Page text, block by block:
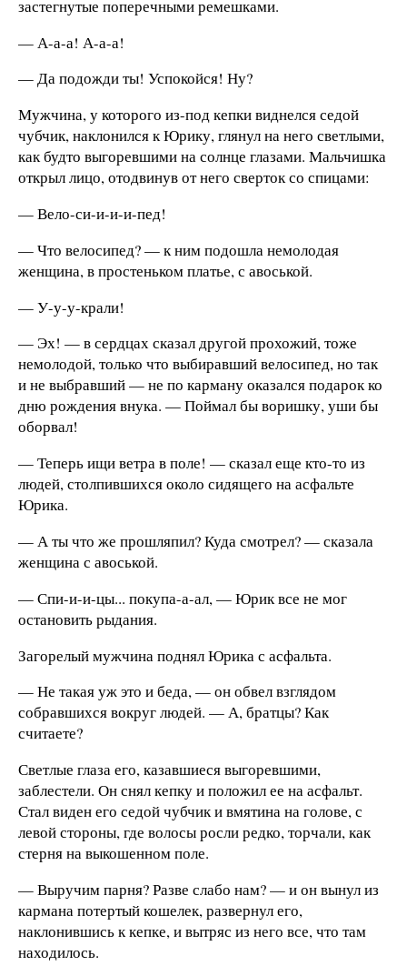
застегнутые поперечными ремешками.
— А-а-а! А-а-а!
— Да подожди ты! Успокойся! Ну?
Мужчина, у которого из-под кепки виднелся седой
чубчик, наклонился к Юрику, глянул на него светлыми,
как будто выгоревшими на солнце глазами. Мальчишка
открыл лицо, отодвинув от него сверток со спицами:
— Вело-си-и-и-и-пед!
— Что велосипед? — к ним подошла немолодая
женщина, в простеньком платье, с авоськой.
— У-у-у-крали!
— Эх! — в сердцах сказал другой прохожий, тоже
немолодой, только что выбиравший велосипед, но так
и не выбравший — не по карману оказался подарок ко
дню рождения внука. — Поймал бы воришку, уши бы
оборвал!
— Теперь ищи ветра в поле! — сказал еще кто-то из
людей, столпившихся около сидящего на асфальте
Юрика.
— А ты что же прошляпил? Куда смотрел? — сказала
женщина с авоськой.
— Спи-и-и-цы... покупа-а-ал, — Юрик все не мог
остановить рыдания.
Загорелый мужчина поднял Юрика с асфальта.
— Не такая уж это и беда, — он обвел взглядом
собравшихся вокруг людей. — А, братцы? Как
считаете?
Светлые глаза его, казавшиеся выгоревшими,
заблестели. Он снял кепку и положил ее на асфальт.
Стал виден его седой чубчик и вмятина на голове, с
левой стороны, где волосы росли редко, торчали, как
стерня на выкошенном поле.
— Выручим парня? Разве слабо нам? — и он вынул из
кармана потертый кошелек, развернул его,
наклонившись к кепке, и вытряс из него все, что там
находилось.